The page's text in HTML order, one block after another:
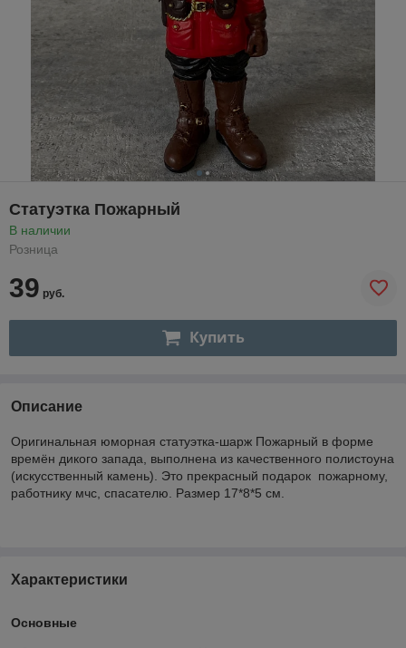
Статуэтка Пожарный
В наличии
Розница
39 руб.
Купить
Описание
Оригинальная юморная статуэтка-шарж Пожарный в форме
времён дикого запада, выполнена из качественного полистоуна
(искусственный камень). Это прекрасный подарок пожарному,
работнику мчс, спасателю. Размер 17*8*5 см.
Характеристики
Основные